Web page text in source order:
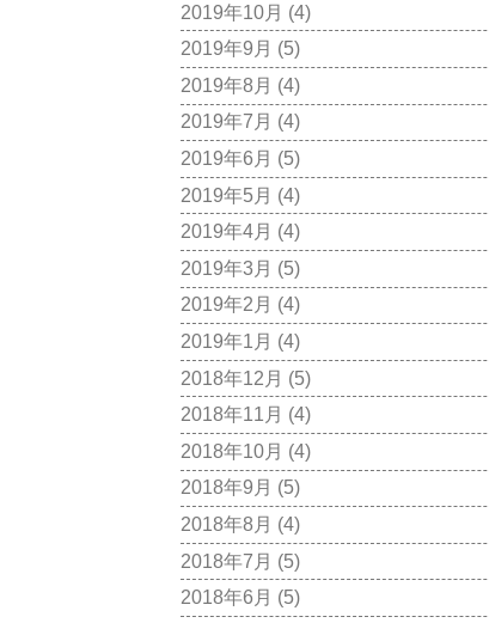
2019年10月 (4)
2019年9月 (5)
2019年8月 (4)
2019年7月 (4)
2019年6月 (5)
2019年5月 (4)
2019年4月 (4)
2019年3月 (5)
2019年2月 (4)
2019年1月 (4)
2018年12月 (5)
2018年11月 (4)
2018年10月 (4)
2018年9月 (5)
2018年8月 (4)
2018年7月 (5)
2018年6月 (5)